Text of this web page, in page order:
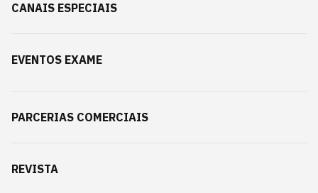
CANAIS ESPECIAIS
EVENTOS EXAME
PARCERIAS COMERCIAIS
REVISTA